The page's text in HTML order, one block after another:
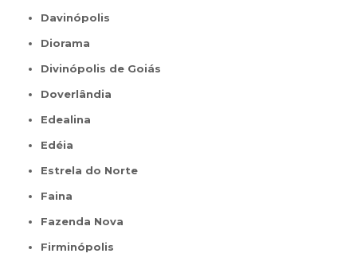
Davinópolis
Diorama
Divinópolis de Goiás
Doverlândia
Edealina
Edéia
Estrela do Norte
Faina
Fazenda Nova
Firminópolis